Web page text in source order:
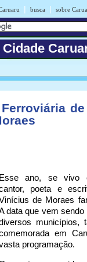
| busca | sobre
Esse ano, se vivo
poeta e
de Moraes
data que vem
municípios,
em
programação.